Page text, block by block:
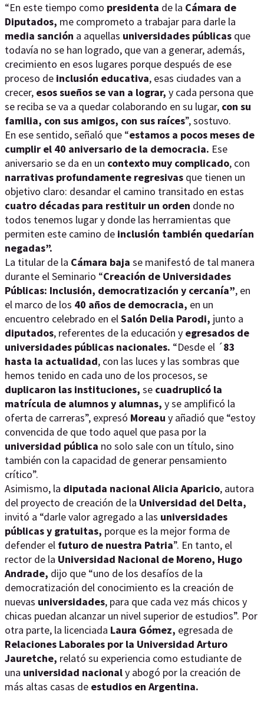
“En este tiempo como presidenta de la Cámara de
Diputados, me comprometo a trabajar para darle la
media sanción a aquellas universidades públicas que
todavía no se han logrado, que van a generar, además,
crecimiento en esos lugares porque después de ese
proceso de inclusión educativa, esas ciudades van a
crecer, esos sueños se van a lograr, y cada persona que
se reciba se va a quedar colaborando en su lugar, con su
familia, con sus amigos, con sus raíces”, sostuvo.
En ese sentido, señaló que “estamos a pocos meses de
cumplir el 40 aniversario de la democracia. Ese
aniversario se da en un contexto muy complicado, con
narrativas profundamente regresivas que tienen un
objetivo claro: desandar el camino transitado en estas
cuatro décadas para restituir un orden donde no
todos tenemos lugar y donde las herramientas que
permiten este camino de inclusión también quedarían
negadas”.
La titular de la Cámara baja se manifestó de tal manera
durante el Seminario “Creación de Universidades
Públicas: Inclusión, democratización y cercanía”, en
el marco de los 40 años de democracia, en un
encuentro celebrado en elSalón Delia Parodi, junto a
diputados, referentes de la educación y egresados de
universidades públicas nacionales. “Desde el ´83
hasta la actualidad, con las luces y las sombras que
hemos tenido en cada uno de los procesos, se
duplicaron las instituciones, se cuadruplicó la
matrícula de alumnos y alumnas, y se amplificó la
oferta de carreras”, expresó Moreau y añadió que “estoy
convencida de que todo aquel que pasa por la
universidad pública no solo sale con un título, sino
también con la capacidad de generar pensamiento
crítico”.
Asimismo, la diputada nacional Alicia Aparicio, autora
del proyecto de creación de la Universidad del Delta,
invitó a “darle valor agregado a las universidades
públicasy gratuitas, porque es la mejor forma de
defender el futuro de nuestra Patria”. En tanto, el
rector de la Universidad Nacional de Moreno, Hugo
Andrade, dijo que “uno de los desafíos de la
democratización del conocimiento es la creación de
nuevas universidades, para que cada vez más chicos y
chicas puedan alcanzar un nivel superior de estudios”. Por
otra parte, la licenciada Laura Gómez, egresada de
Relaciones Laborales por la Universidad Arturo
Jauretche, relató su experiencia como estudiante de
una universidad nacionaly abogó por la creación de
más altas casas de estudios en Argentina.